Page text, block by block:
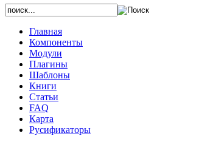
Главная
Компоненты
Модули
Плагины
Шаблоны
Книги
Статьи
FAQ
Карта
Русификаторы